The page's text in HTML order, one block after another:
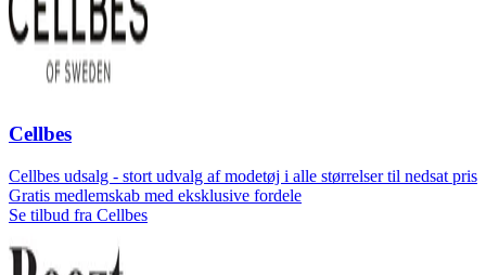
Cellbes
Cellbes udsalg - stort udvalg af modetøj i alle størrelser til nedsat pris
Gratis medlemskab med eksklusive fordele
Se tilbud fra Cellbes